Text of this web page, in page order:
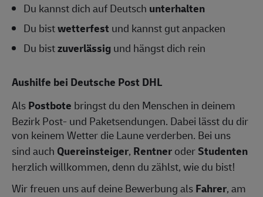
Du kannst dich auf Deutsch unterhalten
Du bistwetterfest und kannst gut anpacken
Du bistzuverlässigund hängst dich rein
Aushilfe bei Deutsche Post DHL
AlsPostbote bringst du den Menschen in deinem
Bezirk Post- und Paketsendungen. Dabei lässt du dir
von keinem Wetter die Laune verderben. Bei uns
sind auch Quereinsteiger, RentneroderStudenten
herzlich willkommen, denn du zählst, wie du bist!
Wir freuen uns auf deine Bewerbung alsFahrer, am